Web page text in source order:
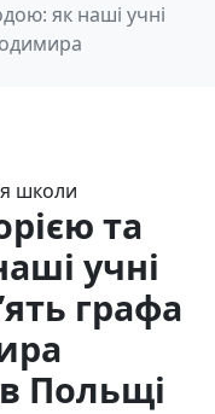
як наші учні
школи
та
учні
графа
Польщі